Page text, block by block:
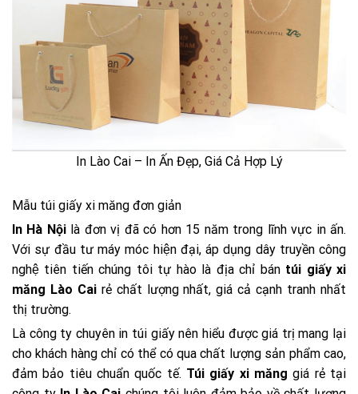
In Lào Cai – In Ấn Đẹp, Giá Cả Hợp Lý
Mẫu túi giấy xi măng đơn giản
In Hà Nộilà đơn vị đã có hơn 15 năm trong lĩnh vực in ấn.
Với sự đầu tư máy móc hiện đại, áp dụng dây truyền công
nghệ tiên tiến chúng tôi tự hào là địa chỉ bán túi giấy xi
măng Lào Cai rẻ chất lượng nhất, giá cả cạnh tranh nhất
thị trường.
Là công ty chuyên in túi giấy nên hiểu được giá trị mang lại
cho khách hàng chỉ có thể có qua chất lượng sản phẩm cao,
đảm bảo tiêu chuẩn quốc tế. Túi giấy xi măng giá rẻ tại